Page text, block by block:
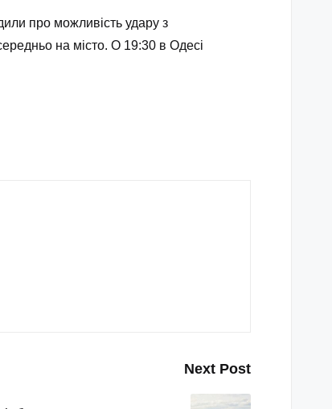
про можливість удару з
на місто. О 19:30 в Одесі
Next Post